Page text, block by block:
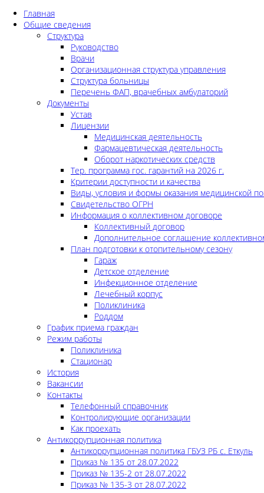
Главная
Общие сведения
Структура
Руководство
Врачи
Организационная структура управления
Структура больницы
Перечень ФАП, врачебных амбулаторий
Документы
Устав
Лицензии
Медицинская деятельность
Фармацевтическая деятельность
Оборот наркотических средств
Тер. программа гос. гарантий на 2026 г.
Критерии доступности и качества
Виды, условия и формы оказания медицинской
Свидетельство ОГРН
Информация о коллективном договоре
Коллективный договор
Дополнительное соглашение
План подготовки к отопительному сезону
Гараж
Детское отделение
Инфекционное отделение
Лечебный корпус
Поликлиника
Роддом
График приема граждан
Режим работы
Поликлиника
Стационар
История
Вакансии
Контакты
Телефонный справочник
Контролирующие организации
Как проехать
Антикоррупционная политика
Антикоррупционная политика ГБУЗ РБ с. Еткуль
Приказ № 135 от 28.07.2022
Приказ № 135-2 от 28.07.2022
Приказ № 135-3 от 28.07.2022